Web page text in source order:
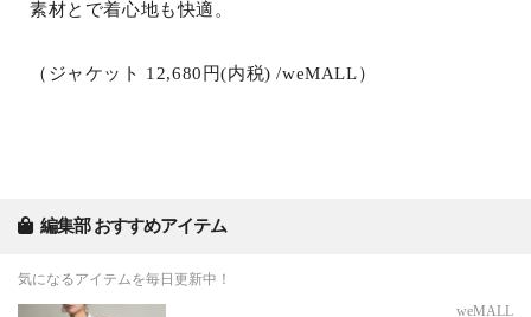
素材とで着心地も快適。
（ジャケット 12,680円(内税) /weMALL）
編集部 おすすめアイテム
気になるアイテムを毎日更新中！
weMALL